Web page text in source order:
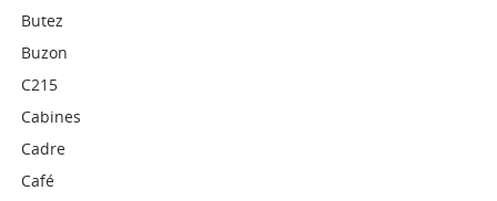
Butez
Buzon
C215
Cabines
Cadre
Café